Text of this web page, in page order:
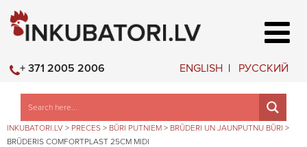
ENGLISH РУССКИЙ
+ 371 2005 2006
INKUBATORI.LV > PRECES > BŪRI PUTNIEM > BRŪDERI UN JAUNPUTNU BŪRI >
BRŪDERIS COMFORTPLAST 25CM MIDI